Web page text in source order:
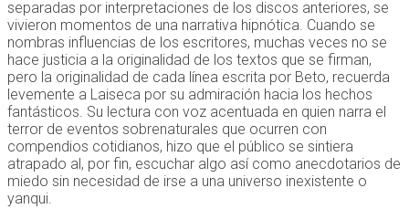
separadas por interpretaciones de los discos anteriores, se
vivieron momentos de una narrativa hipnótica. Cuando se
nombras influencias de los escritores, muchas veces no se
hace justicia a la originalidad de los textos que se firman,
pero la originalidad de cada línea escrita por Beto, recuerda
levemente a Laiseca por su admiración hacia los hechos
fantásticos. Su lectura con voz acentuada en quien narra el
terror de eventos sobrenaturales que ocurren con
compendios cotidianos, hizo que el público se sintiera
atrapado al, por fin, escuchar algo así como anecdotarios de
miedo sin necesidad de irse a una universo inexistente o
yanqui.